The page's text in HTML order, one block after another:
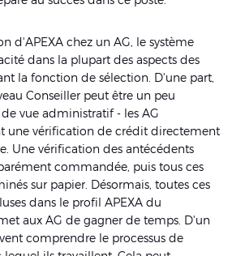
d'APEXA chez un AG, le système
dans la plupart des aspects des
la fonction de sélection. D'une part,
Conseiller peut être un peu
vue administratif - les AG
une vérification de crédit directement
Une vérification des antécédents
commandée, puis tous ces
sur papier. Désormais, toutes ces
dans le profil APEXA du
aux AG de gagner de temps. D'un
comprendre le processus de